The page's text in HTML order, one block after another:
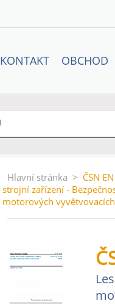
KONTAKT OBCHOD
Hlavní stránka > ČSN
strojní zařízení -
motorových